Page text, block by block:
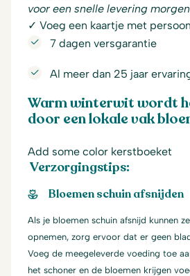
voor een snelle levering
✓ Voeg een kaartje met
7 dagen versgarantie
Al meer dan 25 jaar
Warm winterwit wordt
door een lokale vak
Add some color kerstboeket
Verzorgingstips:
Bloemen schuin afsnijden
Als je bloemen schuin afsnijd kunnen
opnemen, zorg ervoor dat er geen
Voeg de meegeleverde voeding toe
het schoner en de bloemen krijgen